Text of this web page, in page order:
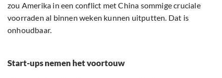
zou Amerika in een conflict met China sommige cruciale
voorraden al binnen weken kunnen uitputten. Dat is
onhoudbaar.
Start-ups nemen het voortouw